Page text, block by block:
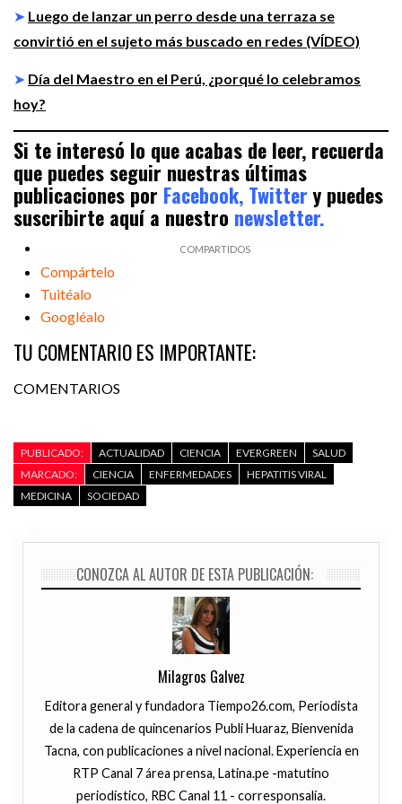
➤ Luego de lanzar un perro desde una terraza se
convirtió en el sujeto más buscado en redes (VÍDEO)
➤ Día del Maestro en el Perú, ¿porqué lo celebramos
hoy?
Si te interesó lo que acabas de leer, recuerda
que puedes seguir nuestras últimas
publicaciones por Facebook, Twitter y puedes
suscribirte aquí a nuestro newsletter.
Compártelo
Tuitéalo
Googléalo
TU COMENTARIO ES IMPORTANTE:
COMENTARIOS
PUBLICADO: ACTUALIDAD CIENCIA EVERGREEN
SALUD
MARCADO:
CIENCIA ENFERMEDADES
HEPATITIS VIRAL
MEDICINA
SOCIEDAD
CONOZCA AL AUTOR DE ESTA PUBLICACIÓN:
Milagros Galvez
Editora general y fundadora Tiempo26.com, Periodista
de la cadena de quincenarios Publi Huaraz, Bienvenida
Tacna, con publicaciones a nivel nacional. Experiencia en
RTP Canal 7 área prensa, Latina.pe -matutino
periodístico, RBC Canal 11 - corresponsalía.